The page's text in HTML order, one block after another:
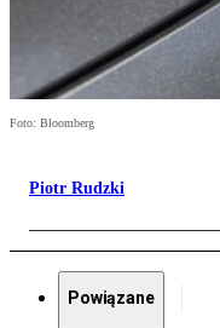
Foto: Bloomberg
Piotr Rudzki
Powiązane